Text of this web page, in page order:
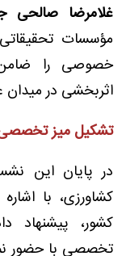
غلامرضا صالحی
مؤسسات
خصوصی را
اثربخشی در
تشکیل میز
در پایان این
کشاورزی، با
کشور، پیشنهاد
تخصصی با حضور